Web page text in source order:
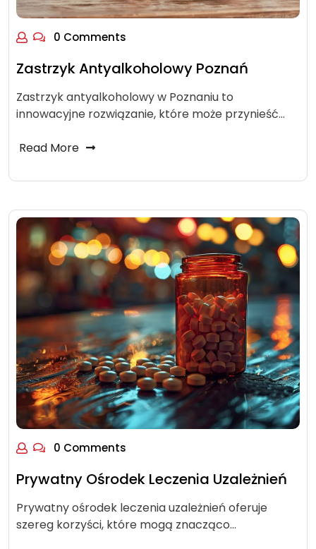
0 Comments
Zastrzyk Antyalkoholowy Poznań
Zastrzyk antyalkoholowy w Poznaniu to
innowacyjne rozwiązanie, które może przynieść…
Read More
0 Comments
Prywatny Ośrodek Leczenia Uzależnień
Prywatny ośrodek leczenia uzależnień oferuje
szereg korzyści, które mogą znacząco…